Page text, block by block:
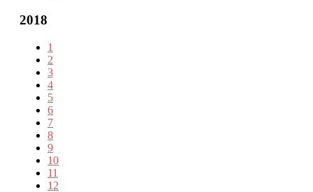
2018
1
2
3
4
5
6
7
8
9
10
11
12